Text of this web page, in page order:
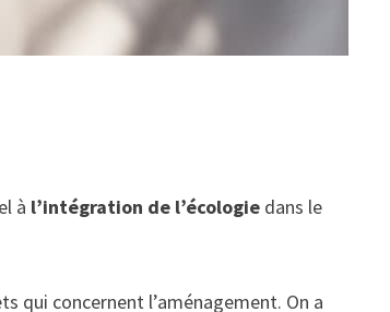
à l’intégration de l’écologie dans le
qui concernent l’aménagement. On a